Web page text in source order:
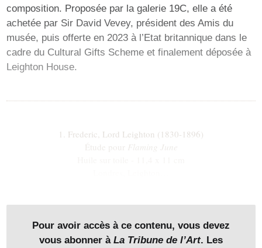
composition. Proposée par la galerie 19C, elle a été
achetée par Sir David Vevey, président des Amis du
musée, puis offerte en 2023 à l’Etat britannique dans le
cadre du Cultural Gifts Scheme et finalement déposée à
Leighton House.
1. Frederic, Lord Leighton (1830-1896)
Étude pour Flaming June
Pour avoir accès à ce contenu, vous devez
vous abonner à La Tribune de l’Art. Les